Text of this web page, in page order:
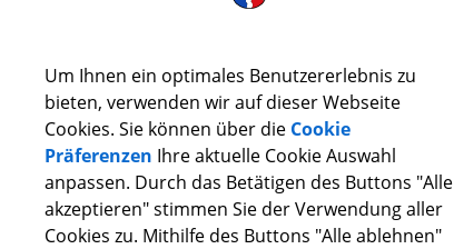
Bauer
simonbauer82@gmx.de
Um Ihnen ein optimales Benutzererlebnis zu
bieten, verwenden wir auf dieser Webseite
Cookies. Sie können über die Cookie
Präferenzen Ihre aktuelle Cookie Auswahl
anpassen. Durch das Betätigen des Buttons "Alle
akzeptieren" stimmen Sie der Verwendung aller
Cookies zu. Mithilfe des Buttons "Alle ablehnen"